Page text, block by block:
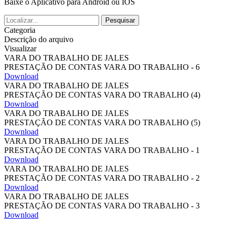
Baixe o Aplicativo para Android ou IOS
Pesquisar
Categoria
Descrição do arquivo
Visualizar
VARA DO TRABALHO DE JALES
PRESTAÇÃO DE CONTAS VARA DO TRABALHO - 6
Download
VARA DO TRABALHO DE JALES
PRESTAÇÃO DE CONTAS VARA DO TRABALHO (4)
Download
VARA DO TRABALHO DE JALES
PRESTAÇÃO DE CONTAS VARA DO TRABALHO (5)
Download
VARA DO TRABALHO DE JALES
PRESTAÇÃO DE CONTAS VARA DO TRABALHO - 1
Download
VARA DO TRABALHO DE JALES
PRESTAÇÃO DE CONTAS VARA DO TRABALHO - 2
Download
VARA DO TRABALHO DE JALES
PRESTAÇÃO DE CONTAS VARA DO TRABALHO - 3
Download